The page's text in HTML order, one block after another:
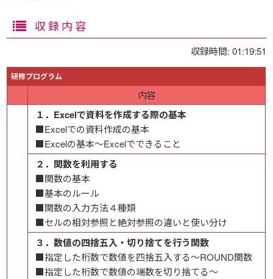
収録内容
収録時間: 01:19:51
研修プログラム
内容
１．Excelで資料を作成する際の基本
■Excelでの資料作成の基本
■Excelの基本～Excelでできること
２．関数を利用する
■関数の基本
■基本のルール
■関数の入力方法４種類
■セルの相対参照と絶対参照の違いと使い分け
３．数値の四捨五入・切り捨てを行う関数
■指定した桁数で数値を四捨五入する～ROUND関数
■指定した桁数で数値の端数を切り捨てる～